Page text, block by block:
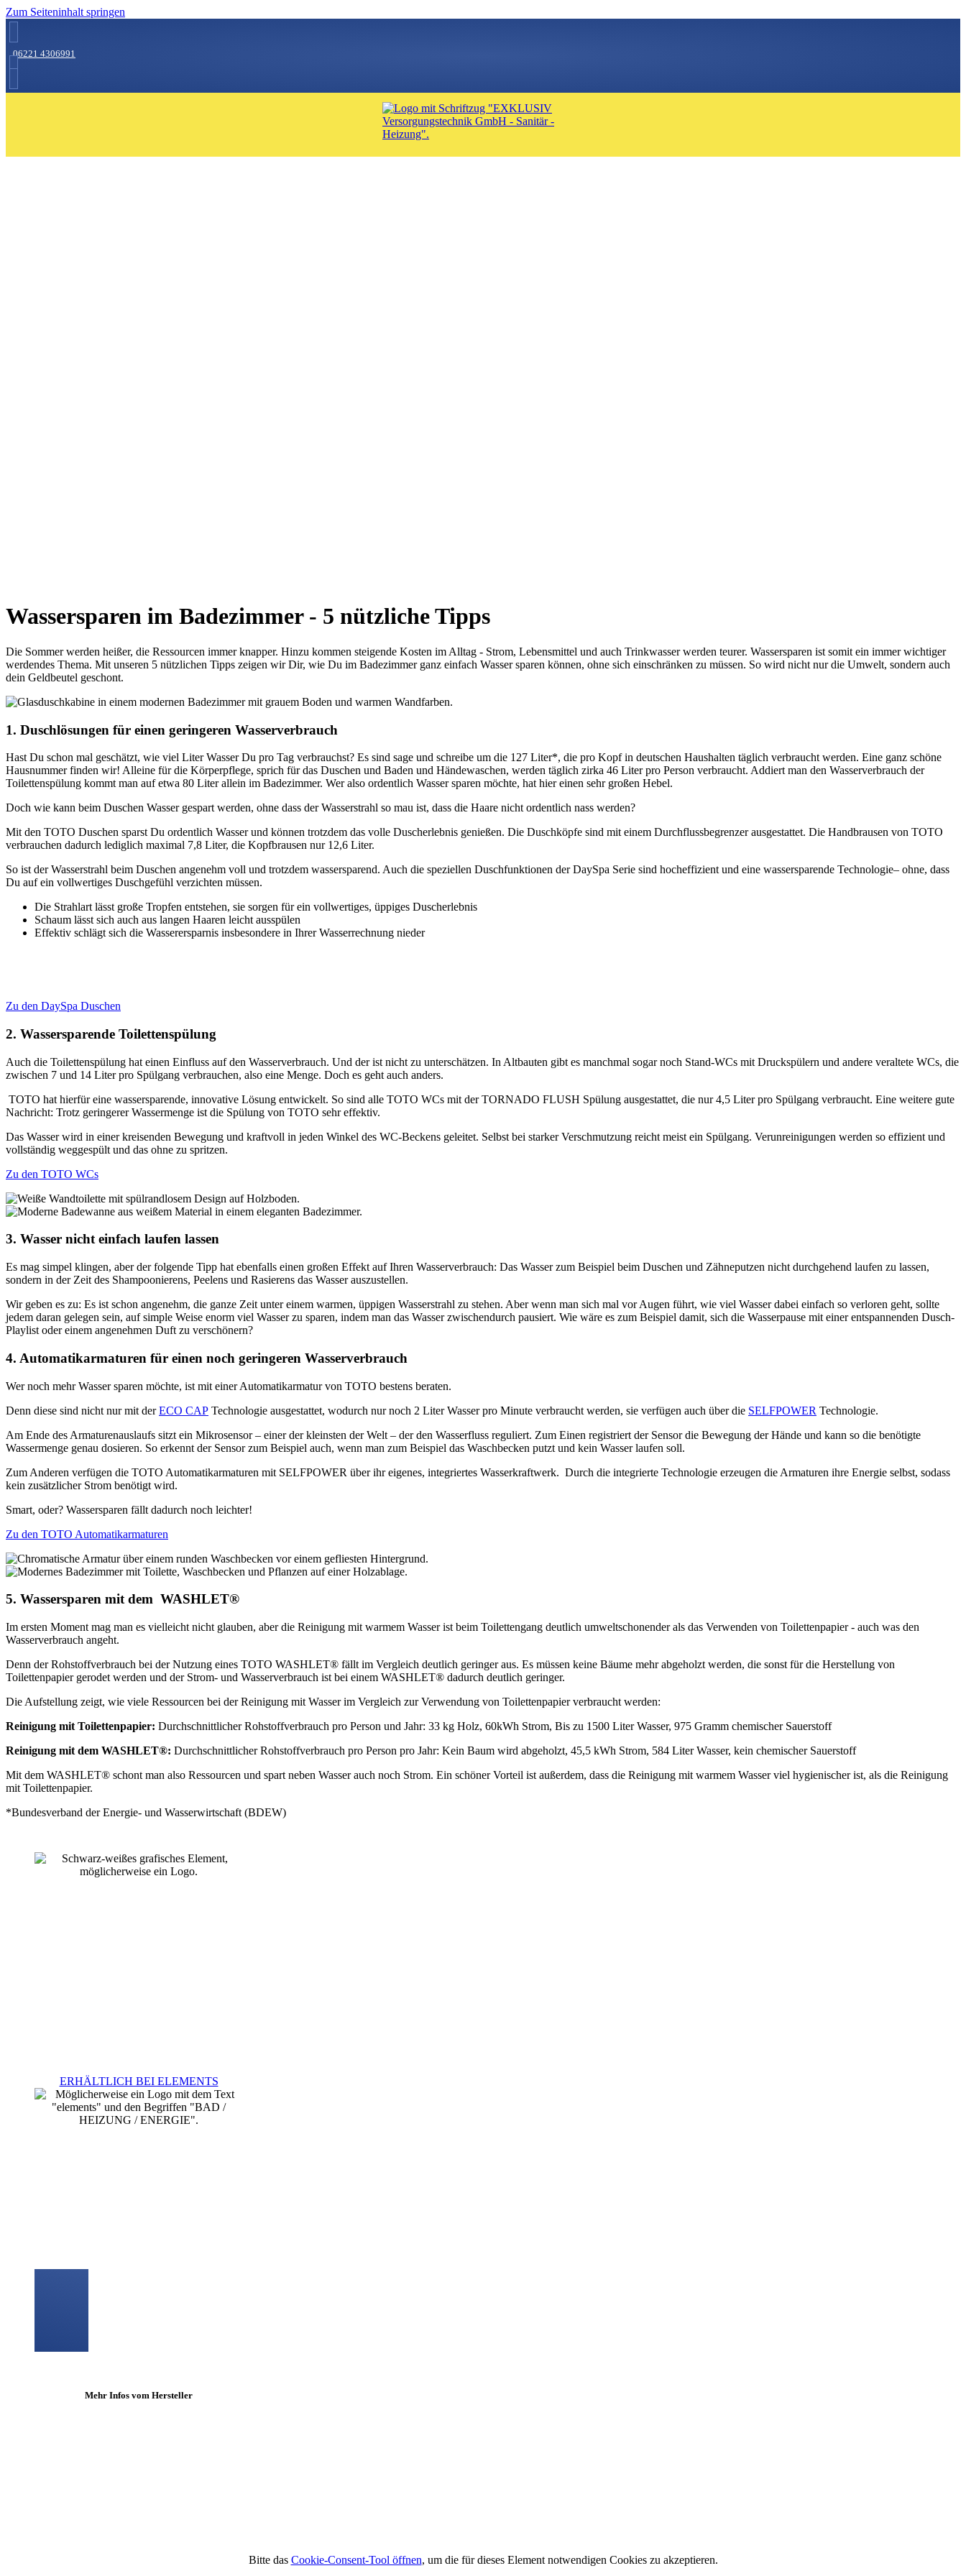
Zum Seiteninhalt springen
06221 4306991
Wassersparen im Badezimmer - 5 nützliche Tipps
Die Sommer werden heißer, die Ressourcen immer knapper. Hinzu kommen steigende Kosten im Alltag - Strom, Lebensmittel und auch Trinkwasser werden teurer. Wassersparen ist somit ein immer wichtiger
werdendes Thema. Mit unseren 5 nützlichen Tipps zeigen wir Dir, wie Du im Badezimmer ganz einfach Wasser sparen können, ohne sich einschränken zu müssen. So wird nicht nur die Umwelt, sondern auch
dein Geldbeutel geschont.
1. Duschlösungen für einen geringeren Wasserverbrauch
Hast Du schon mal geschätzt, wie viel Liter Wasser Du pro Tag verbrauchst? Es sind sage und schreibe um die 127 Liter*, die pro Kopf in deutschen Haushalten täglich verbraucht werden. Eine ganz schöne
Hausnummer finden wir! Alleine für die Körperpflege, sprich für das Duschen und Baden und Händewaschen, werden täglich zirka 46 Liter pro Person verbraucht. Addiert man den Wasserverbrauch der
Toilettenspülung kommt man auf etwa 80 Liter allein im Badezimmer. Wer also ordentlich Wasser sparen möchte, hat hier einen sehr großen Hebel.
Doch wie kann beim Duschen Wasser gespart werden, ohne dass der Wasserstrahl so mau ist, dass die Haare nicht ordentlich nass werden?
Mit den TOTO Duschen sparst Du ordentlich Wasser und können trotzdem das volle Duscherlebnis genießen. Die Duschköpfe sind mit einem Durchflussbegrenzer ausgestattet. Die Handbrausen von TOTO
verbrauchen dadurch lediglich maximal 7,8 Liter, die Kopfbrausen nur 12,6 Liter.
So ist der Wasserstrahl beim Duschen angenehm voll und trotzdem wassersparend. Auch die speziellen Duschfunktionen der DaySpa Serie sind hocheffizient und eine wassersparende Technologie– ohne, dass
Du auf ein vollwertiges Duschgefühl verzichten müssen.
Die Strahlart lässt große Tropfen entstehen, sie sorgen für ein vollwertiges, üppiges Duscherlebnis
Schaum lässt sich auch aus langen Haaren leicht ausspülen
Effektiv schlägt sich die Wasserersparnis insbesondere in Ihrer Wasserrechnung nieder
Zu den DaySpa Duschen
2. Wassersparende Toilettenspülung
Auch die Toilettenspülung hat einen Einfluss auf den Wasserverbrauch. Und der ist nicht zu unterschätzen. In Altbauten gibt es manchmal sogar noch Stand-WCs mit Druckspülern und andere veraltete WCs, die
zwischen 7 und 14 Liter pro Spülgang verbrauchen, also eine Menge. Doch es geht auch anders.
TOTO hat hierfür eine wassersparende, innovative Lösung entwickelt. So sind alle TOTO WCs mit der TORNADO FLUSH Spülung ausgestattet, die nur 4,5 Liter pro Spülgang verbraucht. Eine weitere gute
Nachricht: Trotz geringerer Wassermenge ist die Spülung von TOTO sehr effektiv.
Das Wasser wird in einer kreisenden Bewegung und kraftvoll in jeden Winkel des WC-Beckens geleitet. Selbst bei starker Verschmutzung reicht meist ein Spülgang. Verunreinigungen werden so effizient und
vollständig weggespült und das ohne zu spritzen.
Zu den TOTO WCs
3. Wasser nicht einfach laufen lassen
Es mag simpel klingen, aber der folgende Tipp hat ebenfalls einen großen Effekt auf Ihren Wasserverbrauch: Das Wasser zum Beispiel beim Duschen und Zähneputzen nicht durchgehend laufen zu lassen,
sondern in der Zeit des Shampoonierens, Peelens und Rasierens das Wasser auszustellen.
Wir geben es zu: Es ist schon angenehm, die ganze Zeit unter einem warmen, üppigen Wasserstrahl zu stehen. Aber wenn man sich mal vor Augen führt, wie viel Wasser dabei einfach so verloren geht, sollte
jedem daran gelegen sein, auf simple Weise enorm viel Wasser zu sparen, indem man das Wasser zwischendurch pausiert. Wie wäre es zum Beispiel damit, sich die Wasserpause mit einer entspannenden Dusch-
Playlist oder einem angenehmen Duft zu verschönern?
4. Automatikarmaturen für einen noch geringeren Wasserverbrauch
Wer noch mehr Wasser sparen möchte, ist mit einer Automatikarmatur von TOTO bestens beraten.
Denn diese sind nicht nur mit der ECO CAP Technologie ausgestattet, wodurch nur noch 2 Liter Wasser pro Minute verbraucht werden, sie verfügen auch über die SELFPOWER Technologie.
Am Ende des Armaturenauslaufs sitzt ein Mikrosensor – einer der kleinsten der Welt – der den Wasserfluss reguliert. Zum Einen registriert der Sensor die Bewegung der Hände und kann so die benötigte
Wassermenge genau dosieren. So erkennt der Sensor zum Beispiel auch, wenn man zum Beispiel das Waschbecken putzt und kein Wasser laufen soll.
Zum Anderen verfügen die TOTO Automatikarmaturen mit SELFPOWER über ihr eigenes, integriertes Wasserkraftwerk. Durch die integrierte Technologie erzeugen die Armaturen ihre Energie selbst, sodass
kein zusätzlicher Strom benötigt wird.
Smart, oder? Wassersparen fällt dadurch noch leichter!
Zu den TOTO Automatikarmaturen
5. Wassersparen mit dem WASHLET®
Im ersten Moment mag man es vielleicht nicht glauben, aber die Reinigung mit warmem Wasser ist beim Toilettengang deutlich umweltschonender als das Verwenden von Toilettenpapier - auch was den
Wasserverbrauch angeht.
Denn der Rohstoffverbrauch bei der Nutzung eines TOTO WASHLET® fällt im Vergleich deutlich geringer aus. Es müssen keine Bäume mehr abgeholzt werden, die sonst für die Herstellung von
Toilettenpapier gerodet werden und der Strom- und Wasserverbrauch ist bei einem WASHLET® dadurch deutlich geringer.
Die Aufstellung zeigt, wie viele Ressourcen bei der Reinigung mit Wasser im Vergleich zur Verwendung von Toilettenpapier verbraucht werden:
Reinigung mit Toilettenpapier: Durchschnittlicher Rohstoffverbrauch pro Person und Jahr: 33 kg Holz, 60kWh Strom, Bis zu 1500 Liter Wasser, 975 Gramm chemischer Sauerstoff
Reinigung mit dem WASHLET®: Durchschnittlicher Rohstoffverbrauch pro Person pro Jahr: Kein Baum wird abgeholzt, 45,5 kWh Strom, 584 Liter Wasser, kein chemischer Sauerstoff
Mit dem WASHLET® schont man also Ressourcen und spart neben Wasser auch noch Strom. Ein schöner Vorteil ist außerdem, dass die Reinigung mit warmem Wasser viel hygienischer ist, als die Reinigung
mit Toilettenpapier.
*Bundesverband der Energie- und Wasserwirtschaft (BDEW)
ERHÄLTLICH BEI ELEMENTS
Mehr Infos vom Hersteller
Bitte das Cookie-Consent-Tool öffnen, um die für dieses Element notwendigen Cookies zu akzeptieren.